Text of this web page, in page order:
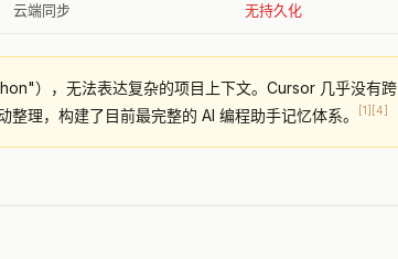
云端同步 无持久化
），无法表达复杂的项目上下文。Cursor 几乎没有跨
理，构建了目前最完整的 AI 编程助手记忆体系。
[1] [4]